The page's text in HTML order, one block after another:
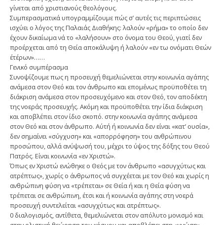
γίνεται από χριστιανούς θεολόγους.
Συμπερασματικά υπογραμμίζουμε πώς σ’ αυτές τις περιπτώσεις
ισχύει ο λόγος της Παλαιάς Διαθήκης: λαλούν «ρήμα» το οποίο δεν
έχουν δικαίωμα νά το «λαλήσουν» στο όνομα του Θεού, γιατί δεν
προέρχεται από τη Θεία αποκάλυψη ή λαλούν «εν τω ονόματι Θεών
έτέρων»……
Γενικό συμπέρασμα
Συνοψίζουμε πως η προσευχή θεμελιώνεται στην κοινωνία αγάπης
ανάμεσα στον Θεό και τον άνθρωπο και επομένως προϋποθέτει τη
διάκριση ανάμεσα στον προσευχόμενο και στον Θεό, τον αποδέκτη
της νοεράς προσευχής. Ακόμη και προϋποθέτει την ίδια διάκριση
και αποβλέπει στον ίδιο σκοπό. στην κοινωνία αγάπης ανάμεσα
στον Θεό και στον άνθρωπο. Αύτή ή κοινωνία δεν είναι «κατ’ ουσία»,
δεν σημαίνει «σύγχυση» και «απορρόφηση» του ανθρώπινου
προσώπου, αλλά ανύψωσή του, μέχρι το ύψος της δόξης του Θεού
Πατρός. Είναι κοινωνία «εν Χριστώ».
Όπως εν Χριστώ ενώθηκε ο Θεός με τον άνθρωπο «ασυγχύτως και
ατρέπτως», χωρίς ο άνθρωπος νά συγχέεται με τον Θεό και χωρίς η
ανθρώπινη φύση να «τρέπεται» σε Θεία ή και η Θεία φύση να
τρέπεται σε ανθρώπινη, έτσι και ή κοινωνία αγάπης στη νοερά
προσευχή συντελείται «ασυγχύτως και ατρέπτως».
0 διαλογισμός, αντίθετα, θεμελιώνεται στον απόλυτο μονισμό και